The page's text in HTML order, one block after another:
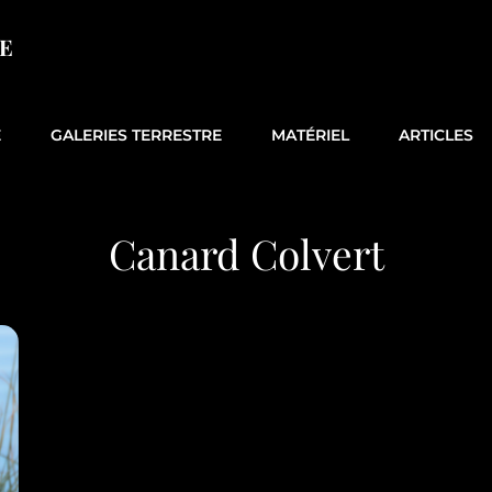
GALERIES TERRESTRE MATÉRIEL ARTICLES
Canard Colvert